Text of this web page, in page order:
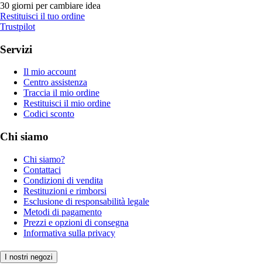
30 giorni per cambiare idea
Restituisci il tuo ordine
Trustpilot
Servizi
Il mio account
Centro assistenza
Traccia il mio ordine
Restituisci il mio ordine
Codici sconto
Chi siamo
Chi siamo?
Contattaci
Condizioni di vendita
Restituzioni e rimborsi
Esclusione di responsabilità legale
Metodi di pagamento
Prezzi e opzioni di consegna
Informativa sulla privacy
I nostri negozi